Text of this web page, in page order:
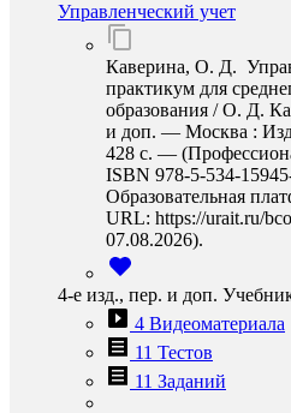
Управленческий учет
Каверина, О. Д.
практикум для
образования / О. Д.
и доп. — Москва :
428 с. —
ISBN 978-5-534-
Образовательная
URL: https://urait.ru/
07.08.2026).
4-е изд., пер. и доп.
4 Видеоматериала
11 Тестов
11 Заданий